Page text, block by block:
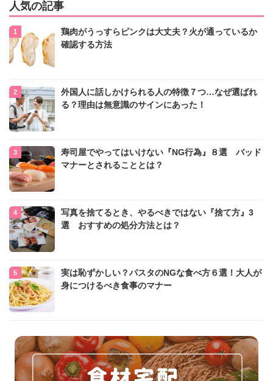
人気の記事
鶏肉がうっすらピンクは大丈夫？火が通っているか
確認する方法
外国人に話しかけられる人の特徴７つ…なぜ選ばれ
る？理由は無意識のサインにあった！
寿司屋でやってはいけない『NG行為』８選 バッド
マナーとされることとは？
写真を捨てるとき、やるべきではない『捨て方』3
選 おすすめの処分方法とは？
実は恥ずかしい？パスタのNGな食べ方６選！大人が
身につけるべき食事のマナー